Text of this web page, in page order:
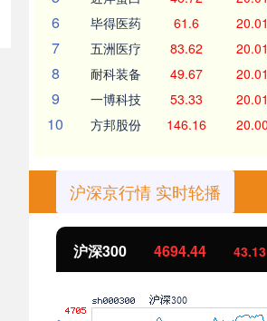
6 毕得医药 61.6
7 五洲医疗 83.62
8 耐科装备 49.67
9 一博科技 53.33
10 方邦股份 146.16
沪深京行情 实时轮播
沪深300 4694.44 43.13